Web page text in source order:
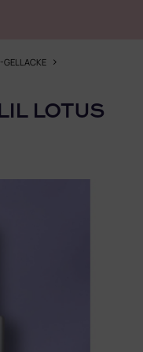
GELLACKE
LOTUS